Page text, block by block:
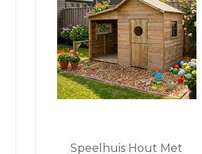
Speelhuis Hout Met